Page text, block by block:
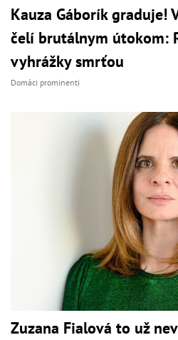
Kauza Gáborík graduje!
čelí brutálnym útokom:
vyhrážky smrťou
Domáci prominenti
Zuzana Fialová to už